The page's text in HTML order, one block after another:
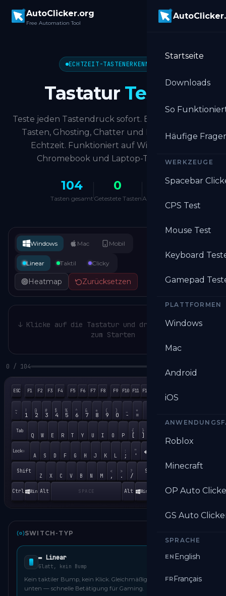
AutoClicker.org
Free Automation Tool
Startseite
Downloads
So
Häufige
WERKZEUGE
Spacebar
CPS Test
Mouse Test
Keyboard
Gamepad
PLATTFORMEN
Windows
Mac
Android
iOS
Roblox
Minecraft
OP Auto
GS Auto
SPRACHE
EN English
FR Français
ECHTZEIT-TASTENERKENNUNG
Tastatur Tester
Teste jeden Tastendruck sofort. Erkenne defekte
Tasten, Ghosting, Chatter und NKRO-Level in
Echtzeit. Funktioniert auf Windows, Mac,
Chromebook und Laptop-Tastaturen.
104
Tasten gesamt
0
Getestete TastenAbdeckung
Windows Mac Mobil
Linear Taktil Clicky
Heatmap Zurücksetzen
↓ Klicke auf die Tastatur und drücke eine Taste
zum Starten
0 / 104
ESC F1 F2 F3 F4 F5 F6 F7 F8 F9 F10 F11 F12
~
`
!
1
@
2
#
3
$
4
%
5
^
6
&
7
*
8
(
9
)
0 -
+
=
Tab
Q W E R T Y U I O P
{
[
}
]
Caps Lock
A S D F G H J K L
:
;
"
'
Shift
Z X C V B N M
<
,
>
.
?
/
Shift
Ctrl Win Alt SPACE Alt Win Ctrl
SWITCH-TYP
▬ Linear
Glatt, kein Bump
Kein taktiler Bump, kein Klick. Gleichmäßig von oben nach
unten — schnelle Betätigung für Gaming.